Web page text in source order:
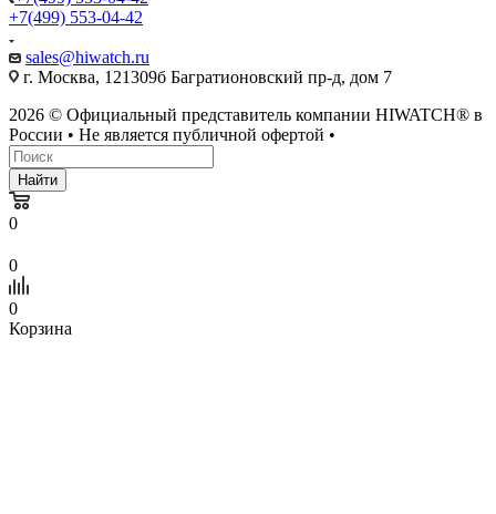
+7(499) 553-04-42
sales@hiwatch.ru
г. Москва, 121309б Багратионовский пр-д, дом 7
2026 © Официальный представитель компании HIWATCH® в
России • Не является публичной офертой •
Найти
0
0
0
Корзина